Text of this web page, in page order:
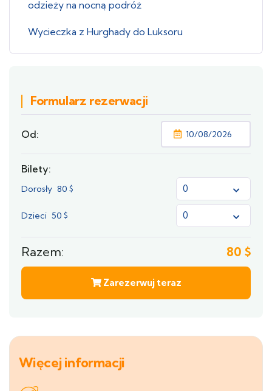
odzieży na nocną podróż
Wycieczka z Hurghady do Luksoru
Formularz rezerwacji
Od:
Bilety:
Dorosły 80 $
Dzieci 50 $
Razem: 80 $
Zarezerwuj teraz
Więcej informacji